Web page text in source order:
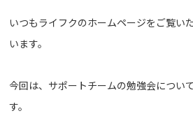
いつもライフクのホームページをご覧い
います。
今回は、サポートチームの勉強会につい
す。